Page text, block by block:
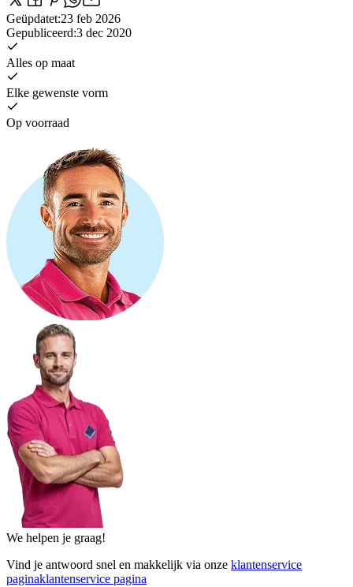
Geüpdatet:23 feb 2026
Gepubliceerd:3 dec 2020
Alles op maat
Elke gewenste vorm
Op voorraad
We helpen je graag!
Vind je antwoord snel en makkelijk via onze klantenservice
paginaklantenservice pagina